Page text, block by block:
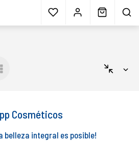
Muestras gratis Blog
Cosméticos
belleza integral es posible!